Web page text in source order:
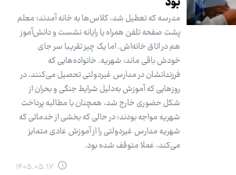
مدرسه که تعطیل شد، کلاس‌ها به خانه آمدند؛ معلم
پشت صفحه تلفن همراه یا رایانه نشست و دانش‌آموز
هم در اتاق خانه‌اش. اما یک چیز تقریبا سر جای
خودش باقی ماند: شهریه. خانواده‌هایی که
فرزندانشان در مدارس غیردولتی تحصیل می‌کنند، در
روزهایی که آموزش به‌دلیل شرایط جنگی و بحران از
شکل حضوری خارج شد، همچنان با مطالبه پرداخت
شهریه مواجه بودند؛ در حالی که بخشی از خدماتی که
شهریه مدارس غیردولتی را از آموزش عادی متمایز
می‌کند، عملا متوقف شده بود.
۱۴۰۵.۰۵.۱۷